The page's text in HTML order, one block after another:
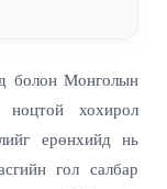
болон Монголын
ноцтой хохирол
ерөнхийд нь
гол салбар